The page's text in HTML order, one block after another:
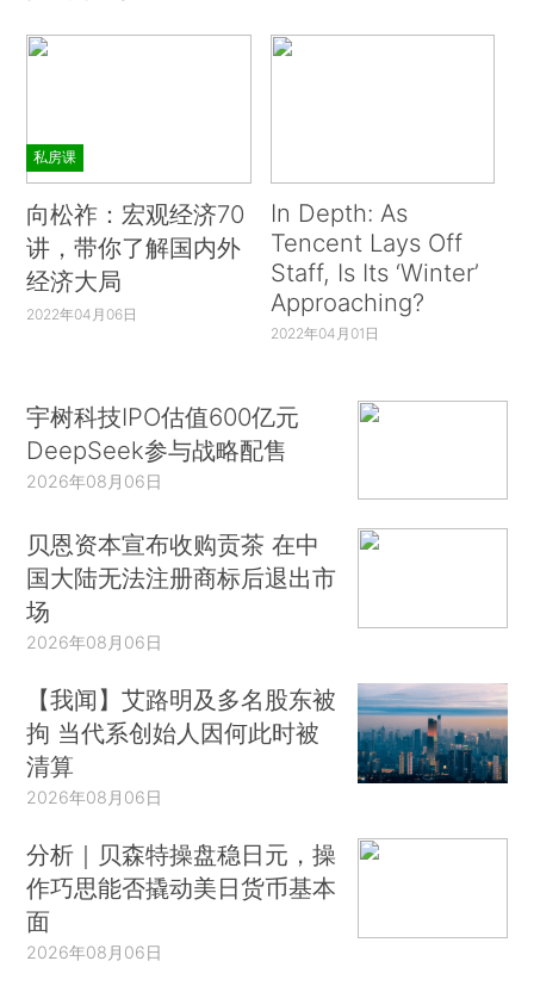
私房课
向松祚：宏观经济70
讲，带你了解国内外
经济大局
2022年04月06日
In Depth: As
Tencent Lays Off
Staff, Is Its ‘Winter’
Approaching?
2022年04月01日
宇树科技IPO估值600亿元
DeepSeek参与战略配售
2026年08月06日
贝恩资本宣布收购贡茶 在中
国大陆无法注册商标后退出市
场
2026年08月06日
【我闻】艾路明及多名股东被
拘 当代系创始人因何此时被
清算
2026年08月06日
分析｜贝森特操盘稳日元，操
作巧思能否撬动美日货币基本
面
2026年08月06日